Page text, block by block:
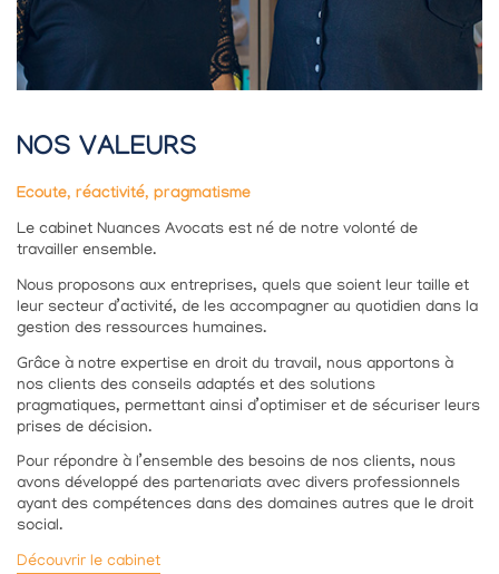
NOS VALEURS
Ecoute, réactivité, pragmatisme
Le cabinet Nuances Avocats est né de notre volonté de
travailler ensemble.
Nous proposons aux entreprises, quels que soient leur taille et
leur secteur d’activité, de les accompagner au quotidien dans la
gestion des ressources humaines.
Grâce à notre expertise en droit du travail, nous apportons à
nos clients des conseils adaptés et des solutions
pragmatiques, permettant ainsi d’optimiser et de sécuriser leurs
prises de décision.
Pour répondre à l’ensemble des besoins de nos clients, nous
avons développé des partenariats avec divers professionnels
ayant des compétences dans des domaines autres que le droit
social.
Découvrir le cabinet